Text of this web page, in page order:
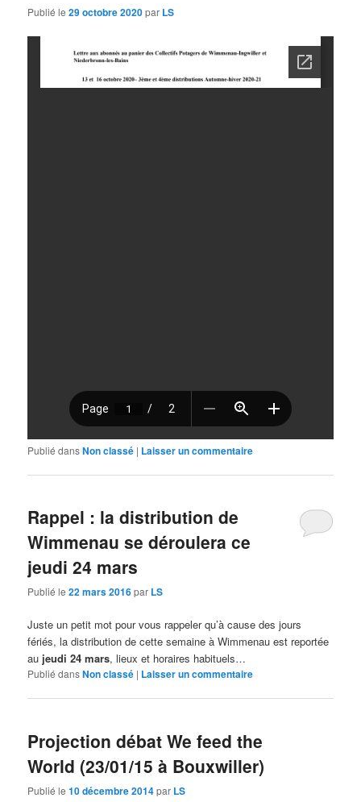
Publié le29 octobre 2020par LS
Publié dansNon classé | Laisser un commentaire
Rappel : la distribution de
Wimmenau se déroulera ce
jeudi 24 mars
Publié le22 mars 2016par LS
Juste un petit mot pour vous rappeler qu’à cause des jours
fériés, la distribution de cette semaine à Wimmenau est reportée
au jeudi 24 mars, lieux et horaires habituels…
Publié dansNon classé | Laisser un commentaire
Projection débat We feed the
World (23/01/15 à Bouxwiller)
Publié le10 décembre 2014par LS